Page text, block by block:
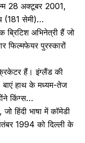
28 अक्टूबर 2001,
(181 सेमी)…
अभिनेत्री हैं जो
फिल्मफेयर पुरस्कारों
हैं। इंग्लैंड की
बाएं हाथ के मध्यम-तेज
किंग्स…
हिंदी भाषा में कॉमेडी
1994 को दिल्ली के